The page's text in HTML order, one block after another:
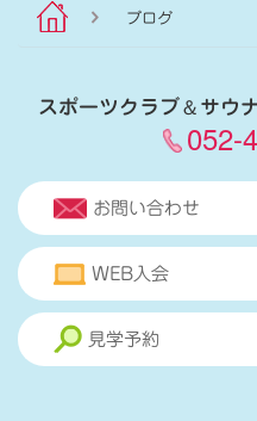
ブログ
スポーツクラブ＆サウ
052-
お問い合わせ
WEB入会
見学予約